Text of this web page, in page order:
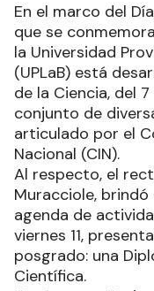
En el marco del
que se
la Universidad
(UPLaB) está
de la Ciencia, del
conjunto de
articulado por el
Nacional (CIN).
Al respecto, el
Muracciole,
agenda de
viernes 11,
posgrado: una
Científica.